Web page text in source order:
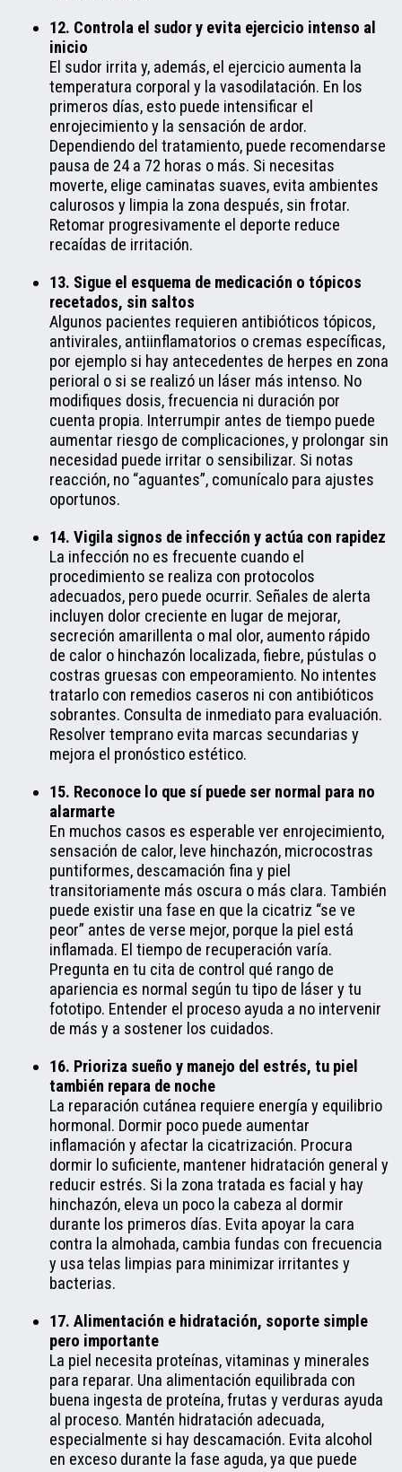
12. Controla el sudor y evita ejercicio intenso al
inicio
El sudor irrita y, además, el ejercicio aumenta la
temperatura corporal y la vasodilatación. En los
primeros días, esto puede intensificar el
enrojecimiento y la sensación de ardor.
Dependiendo del tratamiento, puede recomendarse
pausa de 24 a 72 horas o más. Si necesitas
moverte, elige caminatas suaves, evita ambientes
calurosos y limpia la zona después, sin frotar.
Retomar progresivamente el deporte reduce
recaídas de irritación.
13. Sigue el esquema de medicación o tópicos
recetados, sin saltos
Algunos pacientes requieren antibióticos tópicos,
antivirales, antiinflamatorios o cremas específicas,
por ejemplo si hay antecedentes de herpes en zona
perioral o si se realizó un láser más intenso. No
modifiques dosis, frecuencia ni duración por
cuenta propia. Interrumpir antes de tiempo puede
aumentar riesgo de complicaciones, y prolongar sin
necesidad puede irritar o sensibilizar. Si notas
reacción, no “aguantes”, comunícalo para ajustes
oportunos.
14. Vigila signos de infección y actúa con rapidez
La infección no es frecuente cuando el
procedimiento se realiza con protocolos
adecuados, pero puede ocurrir. Señales de alerta
incluyen dolor creciente en lugar de mejorar,
secreción amarillenta o mal olor, aumento rápido
de calor o hinchazón localizada, fiebre, pústulas o
costras gruesas con empeoramiento. No intentes
tratarlo con remedios caseros ni con antibióticos
sobrantes. Consulta de inmediato para evaluación.
Resolver temprano evita marcas secundarias y
mejora el pronóstico estético.
15. Reconoce lo que sí puede ser normal para no
alarmarte
En muchos casos es esperable ver enrojecimiento,
sensación de calor, leve hinchazón, microcostras
puntiformes, descamación fina y piel
transitoriamente más oscura o más clara. También
puede existir una fase en que la cicatriz “se ve
peor” antes de verse mejor, porque la piel está
inflamada. El tiempo de recuperación varía.
Pregunta en tu cita de control qué rango de
apariencia es normal según tu tipo de láser y tu
fototipo. Entender el proceso ayuda a no intervenir
de más y a sostener los cuidados.
16. Prioriza sueño y manejo del estrés, tu piel
también repara de noche
La reparación cutánea requiere energía y equilibrio
hormonal. Dormir poco puede aumentar
inflamación y afectar la cicatrización. Procura
dormir lo suficiente, mantener hidratación general y
reducir estrés. Si la zona tratada es facial y hay
hinchazón, eleva un poco la cabeza al dormir
durante los primeros días. Evita apoyar la cara
contra la almohada, cambia fundas con frecuencia
y usa telas limpias para minimizar irritantes y
bacterias.
17. Alimentación e hidratación, soporte simple
pero importante
La piel necesita proteínas, vitaminas y minerales
para reparar. Una alimentación equilibrada con
buena ingesta de proteína, frutas y verduras ayuda
al proceso. Mantén hidratación adecuada,
especialmente si hay descamación. Evita alcohol
en exceso durante la fase aguda, ya que puede